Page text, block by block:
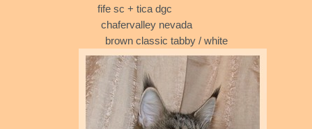
fife sc +
chafervalley
brown classic tabby /